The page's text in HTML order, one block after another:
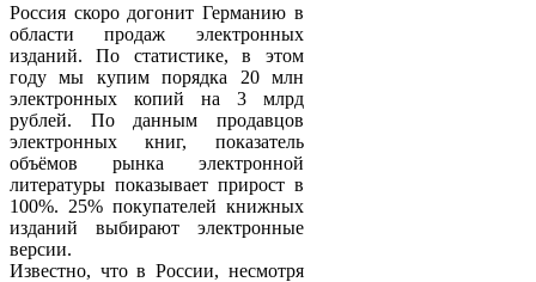
Россия скоро догонит Германию в
области продаж электронных
изданий. По статистике, в этом
году мы купим порядка 20 млн
электронных копий на 3 млрд
рублей. По данным продавцов
электронных книг, показатель
объёмов рынка электронной
литературы показывает прирост в
100%. 25% покупателей книжных
изданий выбирают электронные
версии.
Известно, что в России, несмотря